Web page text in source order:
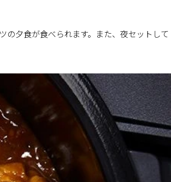
の夕食が食べられます。また、夜セットして